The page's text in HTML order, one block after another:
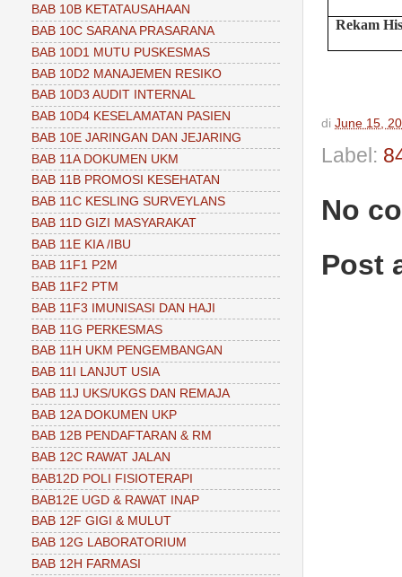
Rekam
di June 15,
Label:
No
Post
BAB 10B KETATAUSAHAAN
BAB 10C SARANA PRASARANA
BAB 10D1 MUTU PUSKESMAS
BAB 10D2 MANAJEMEN RESIKO
BAB 10D3 AUDIT INTERNAL
BAB 10D4 KESELAMATAN PASIEN
BAB 10E JARINGAN DAN JEJARING
BAB 11A DOKUMEN UKM
BAB 11B PROMOSI KESEHATAN
BAB 11C KESLING SURVEYLANS
BAB 11D GIZI MASYARAKAT
BAB 11E KIA /IBU
BAB 11F1 P2M
BAB 11F2 PTM
BAB 11F3 IMUNISASI DAN HAJI
BAB 11G PERKESMAS
BAB 11H UKM PENGEMBANGAN
BAB 11I LANJUT USIA
BAB 11J UKS/UKGS DAN REMAJA
BAB 12A DOKUMEN UKP
BAB 12B PENDAFTARAN & RM
BAB 12C RAWAT JALAN
BAB12D POLI FISIOTERAPI
BAB12E UGD & RAWAT INAP
BAB 12F GIGI & MULUT
BAB 12G LABORATORIUM
BAB 12H FARMASI